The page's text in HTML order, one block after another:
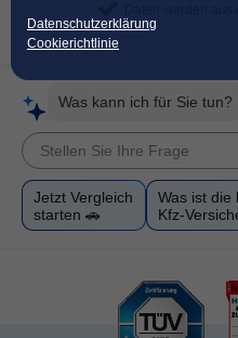
Datenschutzerklärung
Cookierichtlinie
Was kann ich für Sie tun?
Jetzt Vergleich
starten 🚗
Was ist die
Kfz-